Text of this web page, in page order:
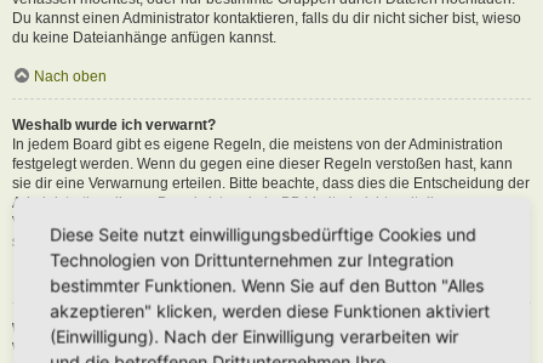
Du kannst einen Administrator kontaktieren, falls du dir nicht sicher bist, wieso
du keine Dateianhänge anfügen kannst.
Nach oben
Weshalb wurde ich verwarnt?
In jedem Board gibt es eigene Regeln, die meistens von der Administration
festgelegt werden. Wenn du gegen eine dieser Regeln verstoßen hast, kann
sie dir eine Verwarnung erteilen. Bitte beachte, dass dies die Entscheidung der
Administration dieses Boards ist und phpBB Limited nichts mit dieser
Verwarnung zu tun hat. Kontaktiere einen Administrator, sofern du die nicht
sicher bist, wieso du verwarnt wurdest.
Nach oben
Wie kann ich Beiträge den Moderatoren melden?
Wenn ein Administrator die entsprechenden Berechtigungen vergeben hat,
Diese Seite nutzt einwilligungsbedürftige Cookies und
Technologien von Drittunternehmen zur Integration
bestimmter Funktionen. Wenn Sie auf den Button "Alles
akzeptieren" klicken, werden diese Funktionen aktiviert
(Einwilligung). Nach der Einwilligung verarbeiten wir